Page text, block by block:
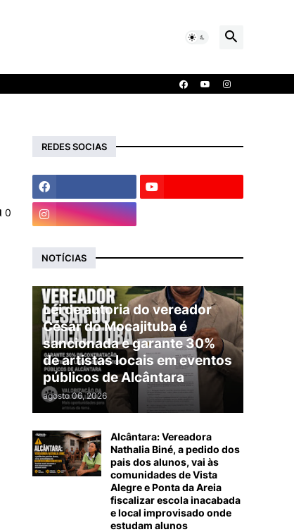
0
REDES SOCIAS
NOTÍCIAS
Lei de autoria do vereador
César do Mocajituba é
sancionada e garante 30%
de artistas locais em eventos
públicos de Alcântara
agosto 06, 2026
Alcântara: Vereadora
Nathalia Biné, a pedido dos
pais dos alunos, vai às
comunidades de Vista
Alegre e Ponta da Areia
fiscalizar escola inacabada
e local improvisado onde
estudam alunos